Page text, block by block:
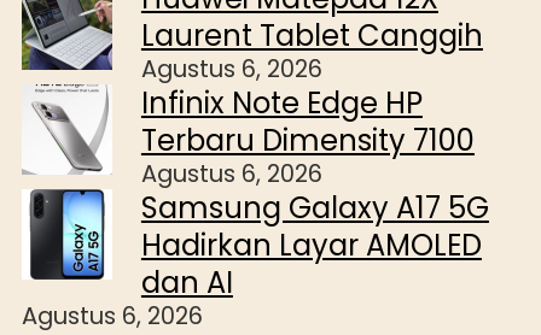
Laurent Tablet Canggih
Agustus 6, 2026
Infinix Note Edge HP
Terbaru Dimensity 7100
Agustus 6, 2026
Samsung Galaxy A17 5G
Hadirkan Layar AMOLED
dan AI
Agustus 6, 2026